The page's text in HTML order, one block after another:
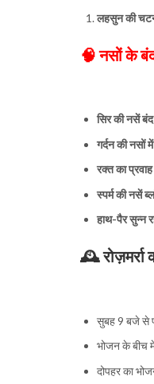
लहसुन की
🧠नसों के बंद
सिर की नसें बंद
गर्दन की नसों
रक्त का
स्पर्म की नसें
हाथ-पैर सुन्न
🕰️
सुबह 9 बजे से
भोजन के बीच
दोपहर का